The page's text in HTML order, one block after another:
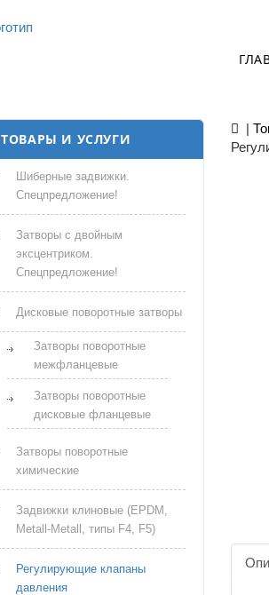
ТОВАРЫ И УСЛУГИ
Шиберные задвижки.
Спецпредложение!
Затворы с двойным
эксцентриком.
Спецпредложение!
Дисковые поворотные затворы
Затворы поворотные
межфланцевые
Затворы поворотные
дисковые фланцевые
Затворы поворотные
химические
Задвижки клиновые (EPDM,
Metall-Metall, типы F4, F5)
Регулирующие клапаны
давления
|